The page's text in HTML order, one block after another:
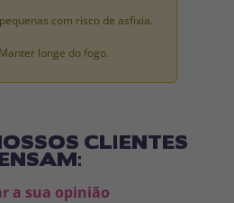
com risco de asfixia.
longe do fogo.
CLIENTES
a sua opinião